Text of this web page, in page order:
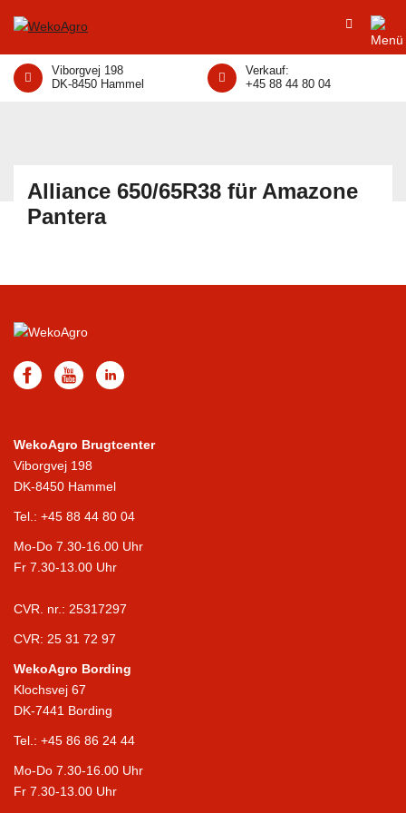
Viborgvej 198
DK-8450 Hammel
Verkauf:
+45 88 44 80 04
Alliance 650/65R38 für Amazone
Pantera
WekoAgro Brugtcenter
Viborgvej 198
DK-8450 Hammel
Tel.: +45 88 44 80 04
Mo-Do 7.30-16.00 Uhr
Fr 7.30-13.00 Uhr
CVR. nr.: 25317297
CVR: 25 31 72 97
WekoAgro Bording
Klochsvej 67
DK-7441 Bording
Tel.: +45 86 86 24 44
Mo-Do 7.30-16.00 Uhr
Fr 7.30-13.00 Uhr